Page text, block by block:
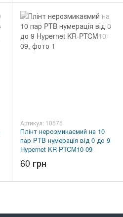
Артикул: 10575
Плінт нерозмикаємий на 10
пар PTB нумерація від 0 до 9
Hypernet KR-PTCM10-09
60 грн